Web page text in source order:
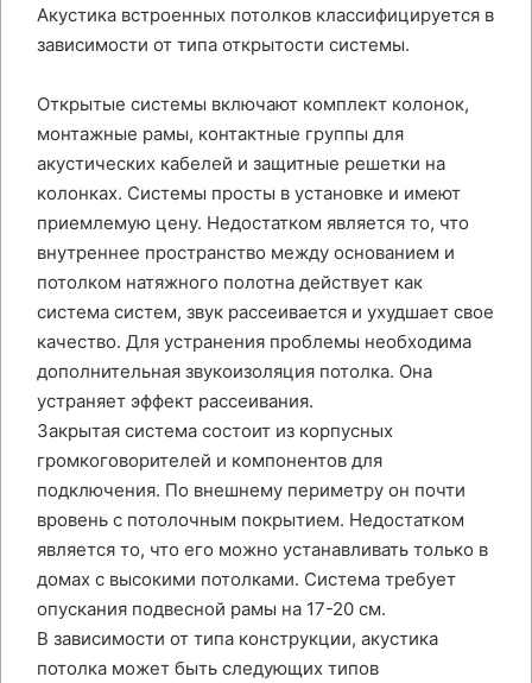
Акустика встроенных потолков классифицируется в
зависимости от типа открытости системы.
Открытые системы включают комплект колонок,
монтажные рамы, контактные группы для
акустических кабелей и защитные решетки на
колонках. Системы просты в установке и имеют
приемлемую цену. Недостатком является то, что
внутреннее пространство между основанием и
потолком натяжного полотна действует как
система систем, звук рассеивается и ухудшает свое
качество. Для устранения проблемы необходима
дополнительная звукоизоляция потолка. Она
устраняет эффект рассеивания.
Закрытая система состоит из корпусных
громкоговорителей и компонентов для
подключения. По внешнему периметру он почти
вровень с потолочным покрытием. Недостатком
является то, что его можно устанавливать только в
домах с высокими потолками. Система требует
опускания подвесной рамы на 17-20 см.
В зависимости от типа конструкции, акустика
потолка может быть следующих типов